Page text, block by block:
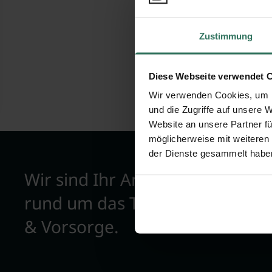
Zustimmung
Diese Webseite verwendet
Wir verwenden Cookies,
und die Zugriffe auf unsere
Website an unsere Partner
möglicherweise mit
der Dienste gesammelt
Wir sind Ihr Ansprechpartner
rund um das Thema Bestattung
& Vorsorge.